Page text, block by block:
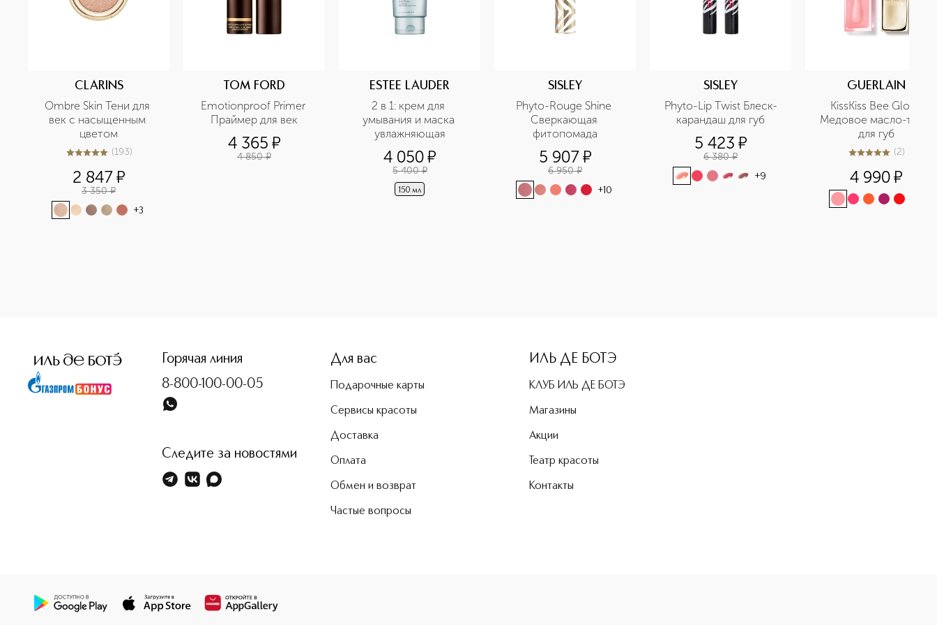
CLARINS
Ombre Skin Тени для
век с насыщенным
цветом
5из 5193 (193)
2 847¤
3 350 ¤
+3
TOM FORD
Emotionproof Primer
Праймер для век
4 365 ¤
4 850 ¤
ESTEE LAUDER
2 в 1: крем для
умывания и маска
увлажняющая
4 050¤
5 400 ¤
150 мл
SISLEY
Phyto-Rouge Shine
Сверкающая
фитопомада
5 907¤
6 950 ¤
+10
SISLEY
Phyto-Lip Twist Блеск-
карандаш для губ
5 423 ¤
6 380 ¤
+9
GUERLAIN
KissKiss Bee Glow
Медовое масло-тинт
для губ
5из 52 (2)
4 990¤
Горячая линия
8-800-100-00-05
Следите за новостями
Для вас
Подарочные карты
Сервисы красоты
Доставка
Оплата
Обмен и возврат
Частые вопросы
ИЛЬ ДЕ БОТЭ
КЛУБ ИЛЬ ДЕ БОТЭ
Магазины
Акции
Театр красоты
Контакты